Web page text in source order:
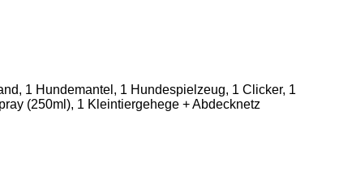
1 Hundemantel, 1 Hundespielzeug, 1 Clicker, 1
(250ml), 1 Kleintiergehege + Abdecknetz